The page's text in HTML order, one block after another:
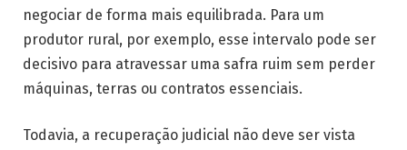
negociar de forma mais equilibrada. Para um
produtor rural, por exemplo, esse intervalo pode ser
decisivo para atravessar uma safra ruim sem perder
máquinas, terras ou contratos essenciais.
Todavia, a recuperação judicial não deve ser vista